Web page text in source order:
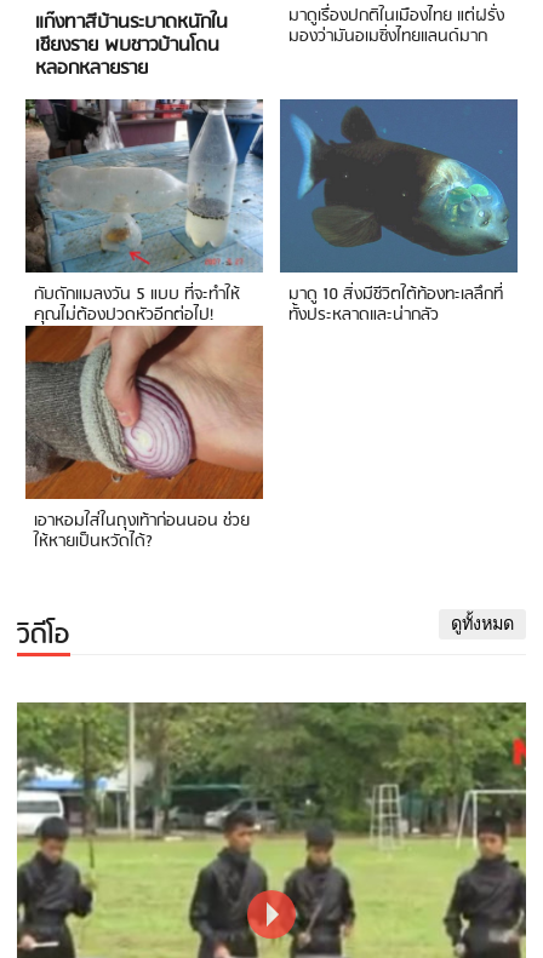
แก๊งทาสีบ้านระบาดหนักใน
เชียงราย พบชาวบ้านโดน
หลอกหลายราย
มาดูเรื่องปกติในเมืองไทย แต่ฝรั่ง
มองว่ามันอเมซิ่งไทยแลนด์มาก
กับดักแมลงวัน 5 แบบ ที่จะทำให้
คุณไม่ต้องปวดหัวอีกต่อไป!
มาดู 10 สิ่งมีชีวิตใต้ท้องทะเลลึกที่
ทั้งประหลาดและน่ากลัว
เอาหอมใส่ในถุงเท้าก่อนนอน ช่วย
ให้หายเป็นหวัดได้?
วิดีโอ ดูทั้งหมด